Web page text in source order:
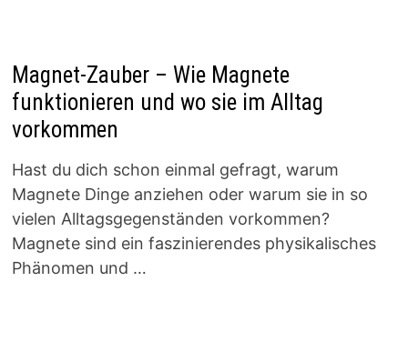
Magnet-Zauber – Wie Magnete
funktionieren und wo sie im Alltag
vorkommen
Hast du dich schon einmal gefragt, warum
Magnete Dinge anziehen oder warum sie in so
vielen Alltagsgegenständen vorkommen?
Magnete sind ein faszinierendes physikalisches
Phänomen und …